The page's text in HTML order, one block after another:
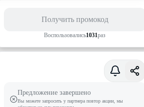
Получить промокод
Воспользовались1031раз
Предложение завершено
Вы можете запросить у партнера повтор акции, мы